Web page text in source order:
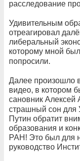
расследование
Удивительным
отреагировал
либеральный
которому мной был
попросили.
Далее произошло
видео, в котором
сановник Алексей
страшный сон для
Путин обратит
образования и
РАН! Это был для
руководство